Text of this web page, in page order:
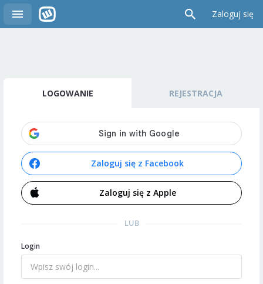
Zaloguj się
LOGOWANIE REJESTRACJA
Zaloguj się z Facebook
Zaloguj się z Apple
LUB
Login